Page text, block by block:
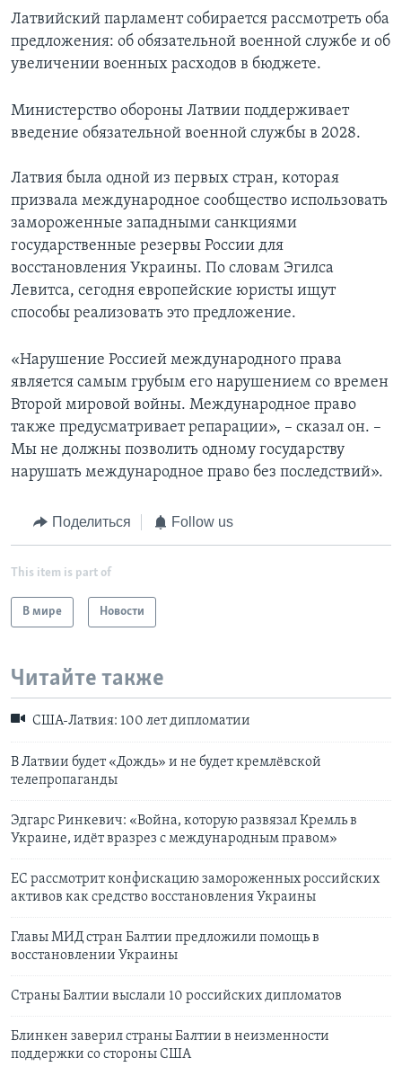
Латвийский парламент собирается рассмотреть оба
предложения: об обязательной военной службе и об
увеличении военных расходов в бюджете.
Министерство обороны Латвии поддерживает
введение обязательной военной службы в 2028.
Латвия была одной из первых стран, которая
призвала международное сообщество использовать
замороженные западными санкциями
государственные резервы России для
восстановления Украины. По словам Эгилса
Левитса, сегодня европейские юристы ищут
способы реализовать это предложение.
«Нарушение Россией международного права
является самым грубым его нарушением со времен
Второй мировой войны. Международное право
также предусматривает репарации», – сказал он. –
Мы не должны позволить одному государству
нарушать международное право без последствий».
Поделиться Follow us
This item is part of
В мире Новости
Читайте также
США-Латвия: 100 лет дипломатии
В Латвии будет «Дождь» и не будет кремлёвской
телепропаганды
Эдгарс Ринкевич: «Война, которую развязал Кремль в
Украине, идёт вразрез с международным правом»
ЕС рассмотрит конфискацию замороженных российских
активов как средство восстановления Украины
Главы МИД стран Балтии предложили помощь в
восстановлении Украины
Страны Балтии выслали 10 российских дипломатов
Блинкен заверил страны Балтии в неизменности
поддержки со стороны США